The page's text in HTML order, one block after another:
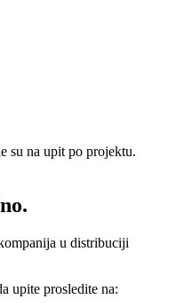
su na upit po projektu.
u distribuciji
upite prosledite na: